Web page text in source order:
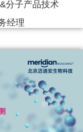
分子产品技术
经理